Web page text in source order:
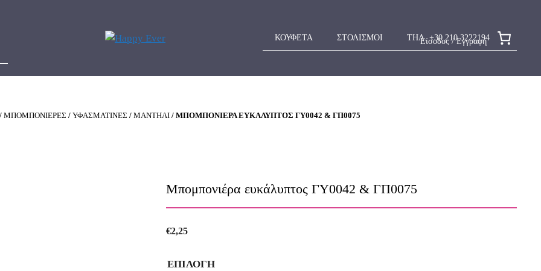
Είσοδος / Εγγραφή
ΚΟΥΦΕΤΑ ΣΤΟΛΙΣΜΟΙ ΤΗΛ. +30 210 3222194
ΜΠΟΜΠΟΝΙΕΡΕΣ / ΥΦΑΣΜΑΤΙΝΕΣ / ΜΑΝΤΗΛΙ/ ΜΠΟΜΠΟΝΙΈΡΑ ΕΥΚΆΛΥΠΤΟΣ ΓΥ0042 & ΓΠ0075
Μπομπονιέρα ευκάλυπτος ΓΥ0042 & ΓΠ0075
€2,25
ΕΠΙΛΟΓΗ